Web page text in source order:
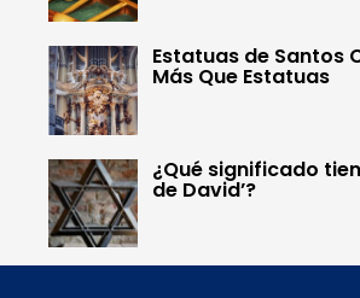
Estatuas de Santos
Más Que Estatuas
¿Qué significado
de David’?